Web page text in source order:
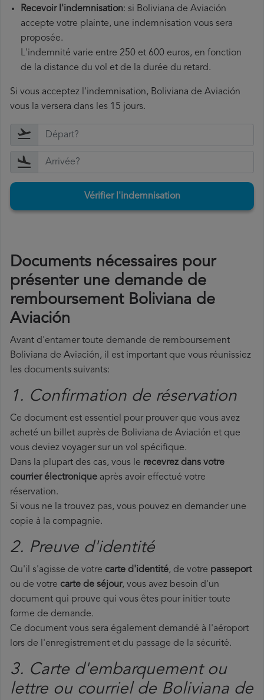
Recevoir l'indemnisation: si Boliviana de Aviación
accepte votre plainte, une indemnisation vous sera
proposée.
L'indemnité varie entre 250 et 600 euros, en fonction
de la distance du vol et de la durée du retard.
Si vous acceptez l'indemnisation, Boliviana de Aviación
vous la versera dans les 15 jours.
Vérifier l'indemnisation
Documents nécessaires pour
présenter une demande de
remboursement Boliviana de
Aviación
Avant d'entamer toute demande de remboursement
Boliviana de Aviación, il est important que vous réunissiez
les documents suivants:
1. Confirmation de réservation
Ce document est essentiel pour prouver que vous avez
acheté un billet auprès de Boliviana de Aviación et que
vous deviez voyager sur un vol spécifique.
Dans la plupart des cas, vous le recevrez dans votre
courrier électronique après avoir effectué votre
réservation.
Si vous ne la trouvez pas, vous pouvez en demander une
copie à la compagnie.
2. Preuve d'identité
Qu'il s'agisse de votre carte d'identité, de votre passeport
ou de votre carte de séjour, vous avez besoin d'un
document qui prouve qui vous êtes pour initier toute
forme de demande.
Ce document vous sera également demandé à l'aéroport
lors de l'enregistrement et du passage de la sécurité.
3. Carte d'embarquement ou
lettre ou courriel de Boliviana de